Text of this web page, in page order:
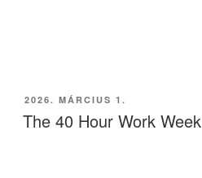
BEKÜLDVE:
2026. MÁRCIUS 1.
The 40 Hour Work Week